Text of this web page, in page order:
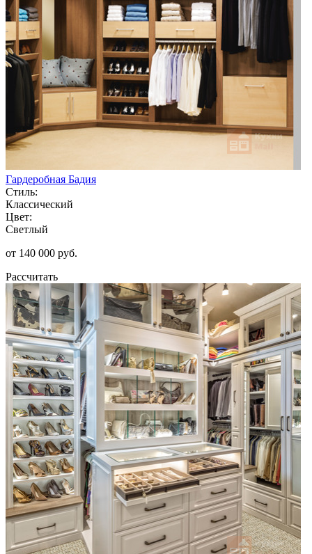
Гардеробная Бадия
Стиль:
Классический
Цвет:
Светлый
от 140 000 руб.
Рассчитать